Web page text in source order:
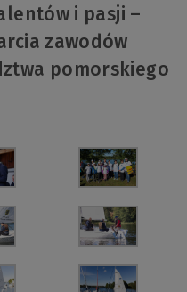
i pasji –
zawodów
pomorskiego